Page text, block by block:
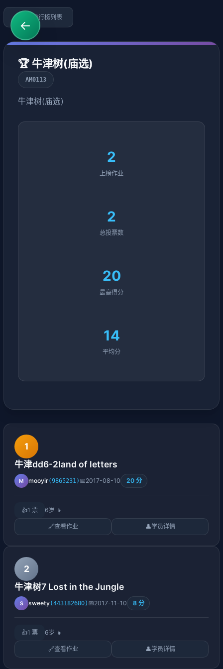
←
← 返回排行榜列表
🏆 牛津树(庙选)
AM0113
牛津树(庙选)
2
上榜作业
2
总投票数
20
最高得分
14
平均分
1
牛津dd6-2land of letters
M mooyir(9865231) 📅2017-08-10 20 分
👍1 票 6岁 👦
🔗查看作业 👤学员详情
2
牛津树7 Lost in the Jungle
S sweety(443182680) 📅2017-11-10 8 分
👍1 票 6岁 👧
🔗查看作业 👤学员详情